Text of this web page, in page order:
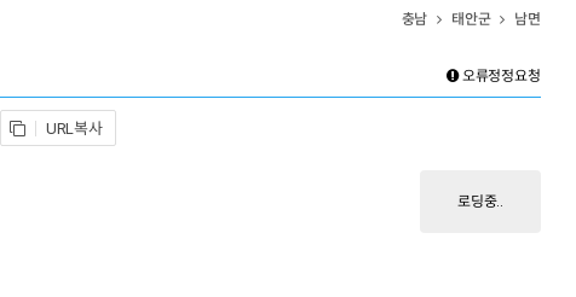
오류정정요청
충남 태안군 남면
URL복사
로딩중..
회원가입 로그인 고객센터